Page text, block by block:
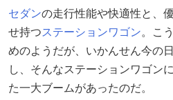
セダンの走行性能や快適性と、
せ持つステーションワゴン。こ
めのようだが、いかんせん今の
し、そんなステーションワゴン
た一大ブームがあったのだ。